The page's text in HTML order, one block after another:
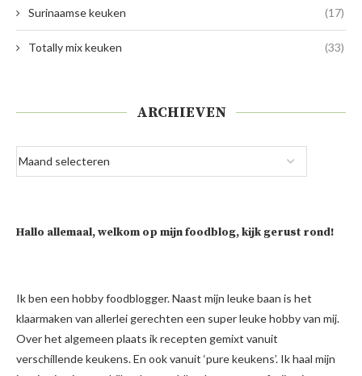
Surinaamse keuken (17)
Totally mix keuken (33)
ARCHIEVEN
Hallo allemaal, welkom op mijn foodblog, kijk gerust rond!
Ik ben een hobby foodblogger. Naast mijn leuke baan is het
klaarmaken van allerlei gerechten een super leuke hobby van mij.
Over het algemeen plaats ik recepten gemixt vanuit
verschillende keukens. En ook vanuit ‘pure keukens’. Ik haal mijn